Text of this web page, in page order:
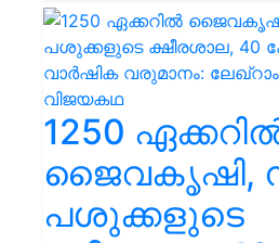
1250
ജൈവകൃഷി,
പശുക്കളുടെ